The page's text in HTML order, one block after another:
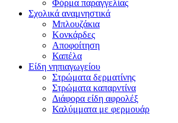
Φόρμα παραγγελίας
Σχολικά αναμνηστικά
Μπλουζάκια
Κονκάρδες
Αποφοίτηση
Καπέλα
Είδη νηπιαγωγείου
Στρώματα δερματίνης
Στρώματα καπαρντίνα
Διάφορα είδη αφρολέξ
Καλύμματα με φερμουάρ